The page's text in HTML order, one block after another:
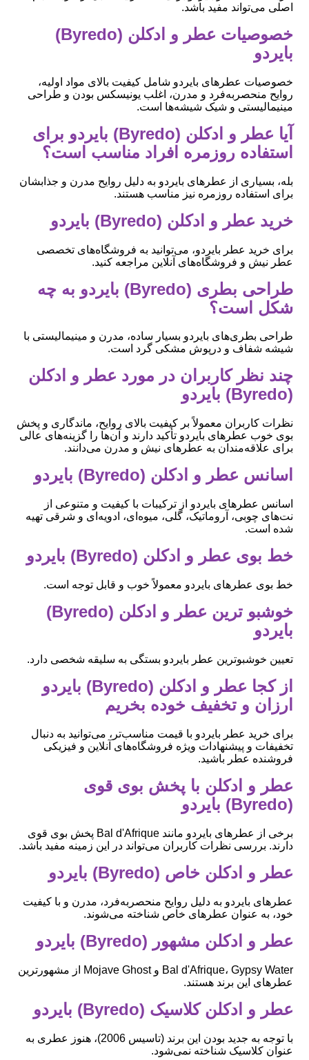
اصلی می‌تواند مفید باشد.
خصوصیات عطر و ادکلن (Byredo)
بایردو
خصوصیات عطرهای بایردو شامل کیفیت بالای مواد اولیه،
روایح منحصربه‌فرد و مدرن، اغلب یونیسکس بودن و طراحی
مینیمالیستی و شیک شیشه‌ها است.
آیا عطر و ادکلن (Byredo) بایردو برای
استفاده روزمره افراد مناسب است؟
بله، بسیاری از عطرهای بایردو به دلیل روایح مدرن و جذابشان
برای استفاده روزمره نیز مناسب هستند.
خرید عطر و ادکلن (Byredo) بایردو
برای خرید عطر بایردو، می‌توانید به فروشگاه‌های تخصصی
عطر نیش و فروشگاه‌های آنلاین مراجعه کنید.
طراحی بطری (Byredo) بایردو به چه
شکل است؟
طراحی بطری‌های بایردو بسیار ساده، مدرن و مینیمالیستی با
شیشه شفاف و درپوش مشکی گرد است.
چند نظر کاربران در مورد عطر و ادکلن
(Byredo) بایردو
نظرات کاربران معمولاً بر کیفیت بالای روایح، ماندگاری و پخش
بوی خوب عطرهای بایردو تأکید دارند و آن‌ها را گزینه‌های عالی
برای علاقه‌مندان به عطرهای نیش و مدرن می‌دانند.
اسانس عطر و ادکلن (Byredo) بایردو
اسانس عطرهای بایردو از ترکیبات با کیفیت و متنوعی از
نت‌های چوبی، آروماتیک، گلی، میوه‌ای، ادویه‌ای و شرقی تهیه
شده است.
خط بوی عطر و ادکلن (Byredo) بایردو
خط بوی عطرهای بایردو معمولاً خوب و قابل توجه است.
خوشبو ترین عطر و ادکلن (Byredo)
بایردو
تعیین خوشبوترین عطر بایردو بستگی به سلیقه شخصی دارد.
از کجا عطر و ادکلن (Byredo) بایردو
ارزان و تخفیف خوده بخریم
برای خرید عطر بایردو با قیمت مناسب‌تر، می‌توانید به دنبال
تخفیفات و پیشنهادات ویژه فروشگاه‌های آنلاین و فیزیکی
فروشنده عطر باشید.
عطر و ادکلن با پخش بوی قوی
(Byredo) بایردو
برخی از عطرهای بایردو مانند Bal d'Afrique پخش بوی قوی
دارند. بررسی نظرات کاربران می‌تواند در این زمینه مفید باشد.
عطر و ادکلن خاص (Byredo) بایردو
عطرهای بایردو به دلیل روایح منحصربه‌فرد، مدرن و با کیفیت
خود، به عنوان عطرهای خاص شناخته می‌شوند.
عطر و ادکلن مشهور (Byredo) بایردو
Bal d'Afrique، Gypsy Water و Mojave Ghost از مشهورترین
عطرهای این برند هستند.
عطر و ادکلن کلاسیک (Byredo) بایردو
با توجه به جدید بودن این برند (تاسیس 2006)، هنوز عطری به
عنوان کلاسیک شناخته نمی‌شود.